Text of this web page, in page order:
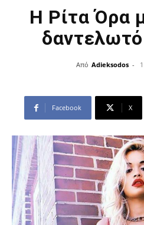
Η Ρίτα Όρα
Από Adieksodos -
Facebook X